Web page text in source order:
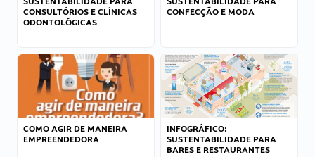
CONSULTÓRIOS E CLÍNICAS
ODONTOLÓGICAS
CONFECÇÃO E MODA
COMO AGIR DE MANEIRA
EMPREENDEDORA
INFOGRÁFICO:
SUSTENTABILIDADE PARA
BARES E RESTAURANTES